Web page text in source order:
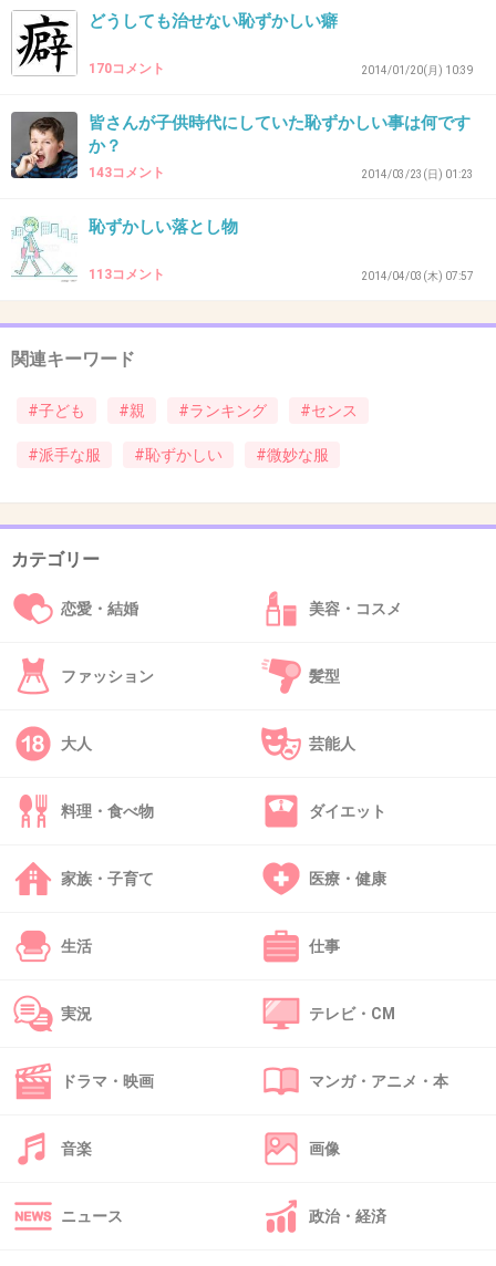
末っ子だったもので母がいつまでも私を赤ちゃ
ん扱いしてた。いつになったら自分で髪を結わ
ダメだと怒られた。
中学生になってやっとミツアミの仕方を覚えた
33. 匿名2014/04/10(木) 18:58:25
30さん
親子揃って満足していればとりあえずハッピー
なのですが、嫌がる子をよそに揺るぎない自信
を持って着せる親はタチが悪い上に勝てません
なんかあの笑われた日を思い出したら悲しくな
ってきました…w
34. 匿名 2014/04/10(木) 18:58:33
+15
お向かいさんの3歳くらいの女の子。
がなさすぎてちびまる子みたいな髪型にさせら
+45
どうしても治せない恥ずかしい癖
170コメント 2014/01/20(月) 10:39
皆さんが子供時代にしていた恥ずかしい事は何です
か？
143コメント 2014/03/23(日) 01:23
恥ずかしい落とし物
113コメント 2014/04/03(木) 07:57
関連キーワード
#子ども #親 #ランキング #センス
#派手な服 #恥ずかしい #微妙な服
カテゴリー
恋愛・結婚 美容・コスメ
ファッション 髪型
大人 芸能人
料理・食べ物 ダイエット
家族・子育て 医療・健康
生活 仕事
実況 テレビ・CM
ドラマ・映画 マンガ・アニメ・本
音楽 画像
ニュース 政治・経済